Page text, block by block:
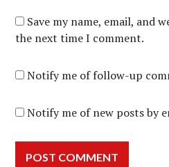
Save my name, email, and
the next time I comment.
Notify me of follow-up
Notify me of new posts by